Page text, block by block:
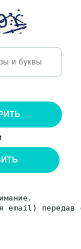
email) передав